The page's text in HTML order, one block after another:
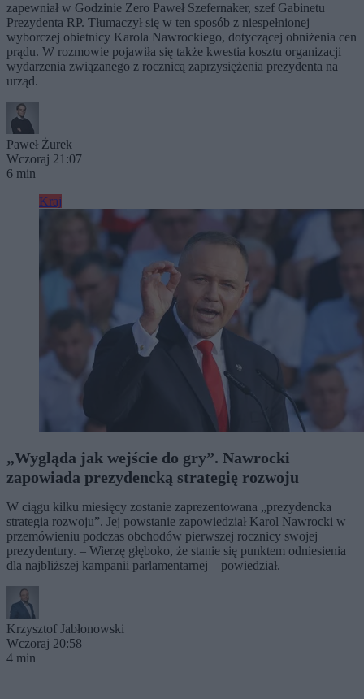
zapewniał w Godzinie Zero Paweł Szefernaker, szef Gabinetu
Prezydenta RP. Tłumaczył się w ten sposób z niespełnionej
wyborczej obietnicy Karola Nawrockiego, dotyczącej obniżenia cen
prądu. W rozmowie pojawiła się także kwestia kosztu organizacji
wydarzenia związanego z rocznicą zaprzysiężenia prezydenta na
urząd.
Paweł Żurek
Wczoraj 21:07
6 min
Kraj
„Wygląda jak wejście do gry”. Nawrocki
zapowiada prezydencką strategię rozwoju
W ciągu kilku miesięcy zostanie zaprezentowana „prezydencka
strategia rozwoju”. Jej powstanie zapowiedział Karol Nawrocki w
przemówieniu podczas obchodów pierwszej rocznicy swojej
prezydentury. – Wierzę głęboko, że stanie się punktem odniesienia
dla najbliższej kampanii parlamentarnej – powiedział.
Krzysztof Jabłonowski
Wczoraj 20:58
4 min